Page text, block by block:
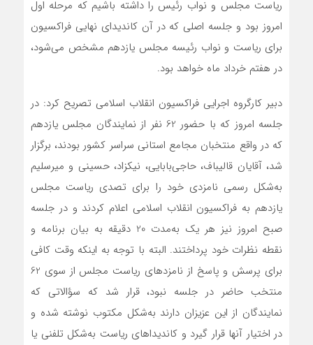
ریاست مجلس و نواب رئیس را داشته باشیم که مرحله اول
امروز بود و جلسه اصلی که در آن کاندیدای نهایی فراکسیون
برای ریاست و نواب رئیسه مجلس یازدهم مشخص می‌شود،
در هفتم خرداد ماه خواهد بود.
دبیر کارگروه اجرایی فراکسیون انقلاب اسلامی تصریح کرد: در
جلسه امروز که با حضور 62 نفر از نمایندگان مجلس یازدهم
که در واقع منتخبان مجامع استانی سراسر کشور بودند، برگزار
شد، آقایان قالیباف، حاجی‌بابایی، نیکزاد، حسینی و میرسلیم
به‌شکل رسمی نامزدی خود را برای تصدی ریاست مجلس
یازدهم به فراکسیون انقلاب اسلامی اعلام کردند و در جلسه
صبح امروز نیز هر یک به‌مدت 20 دقیقه به بیان برنامه و
نقطه نظرات خود پرداختند. البته با توجه به اینکه وقت کافی
برای پرسش و پاسخ از نامزدهای ریاست مجلس از سوی 62
منتخب حاضر در جلسه نبود، قرار شد که سؤالاتی که
نمایندگان از این عزیزان دارند به‌شکل مکتوب نوشته شده و
در اختیار آنها قرار گیرد و کاندیداهای ریاست به‌شکل تلفنی یا